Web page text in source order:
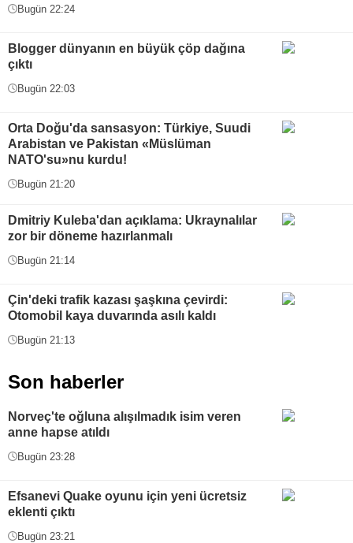
Bugün 22:24
Blogger dünyanın en büyük çöp dağına
çıktı
Bugün 22:03
Orta Doğu'da sansasyon: Türkiye, Suudi
Arabistan ve Pakistan «Müslüman
NATO'su»nu kurdu!
Bugün 21:20
Dmitriy Kuleba'dan açıklama: Ukraynalılar
zor bir döneme hazırlanmalı
Bugün 21:14
Çin'deki trafik kazası şaşkına çevirdi:
Otomobil kaya duvarında asılı kaldı
Bugün 21:13
Son haberler
Norveç'te oğluna alışılmadık isim veren
anne hapse atıldı
Bugün 23:28
Efsanevi Quake oyunu için yeni ücretsiz
eklenti çıktı
Bugün 23:21